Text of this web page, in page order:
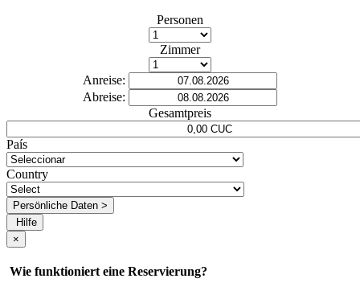
Personen
Zimmer
Anreise:
Abreise:
Gesamtpreis
País
Country
Persönliche Daten >
Hilfe
×
Wie funktioniert eine Reservierung?